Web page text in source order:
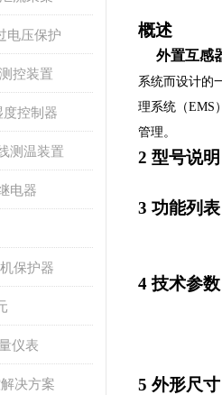
电压保护
控装置
控制器
测温装置
电器
保护器
仪表
决方案
概述
外置互感
系统而设计的
理系统（EMS
管理。
2 型号说
3 功能列表
4技术参数
5 外形尺寸